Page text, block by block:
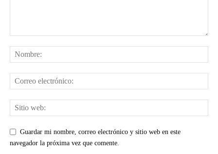
Guardar mi nombre, correo electrónico y sitio web en este
navegador la próxima vez que comente.